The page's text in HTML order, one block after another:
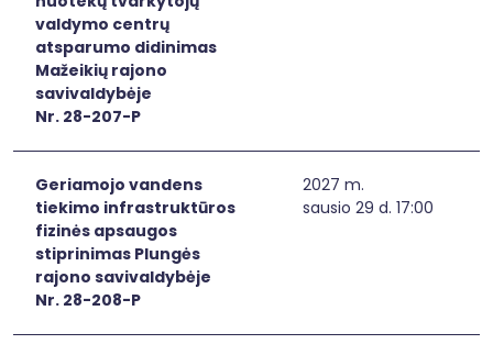
valdymo centrų
atsparumo didinimas
Mažeikių rajono
savivaldybėje
Nr. 28-207-P
Geriamojo vandens
tiekimo infrastruktūros
fizinės apsaugos
stiprinimas Plungės
rajono savivaldybėje
Nr. 28-208-P
2027 m.
sausio 29 d. 17:00